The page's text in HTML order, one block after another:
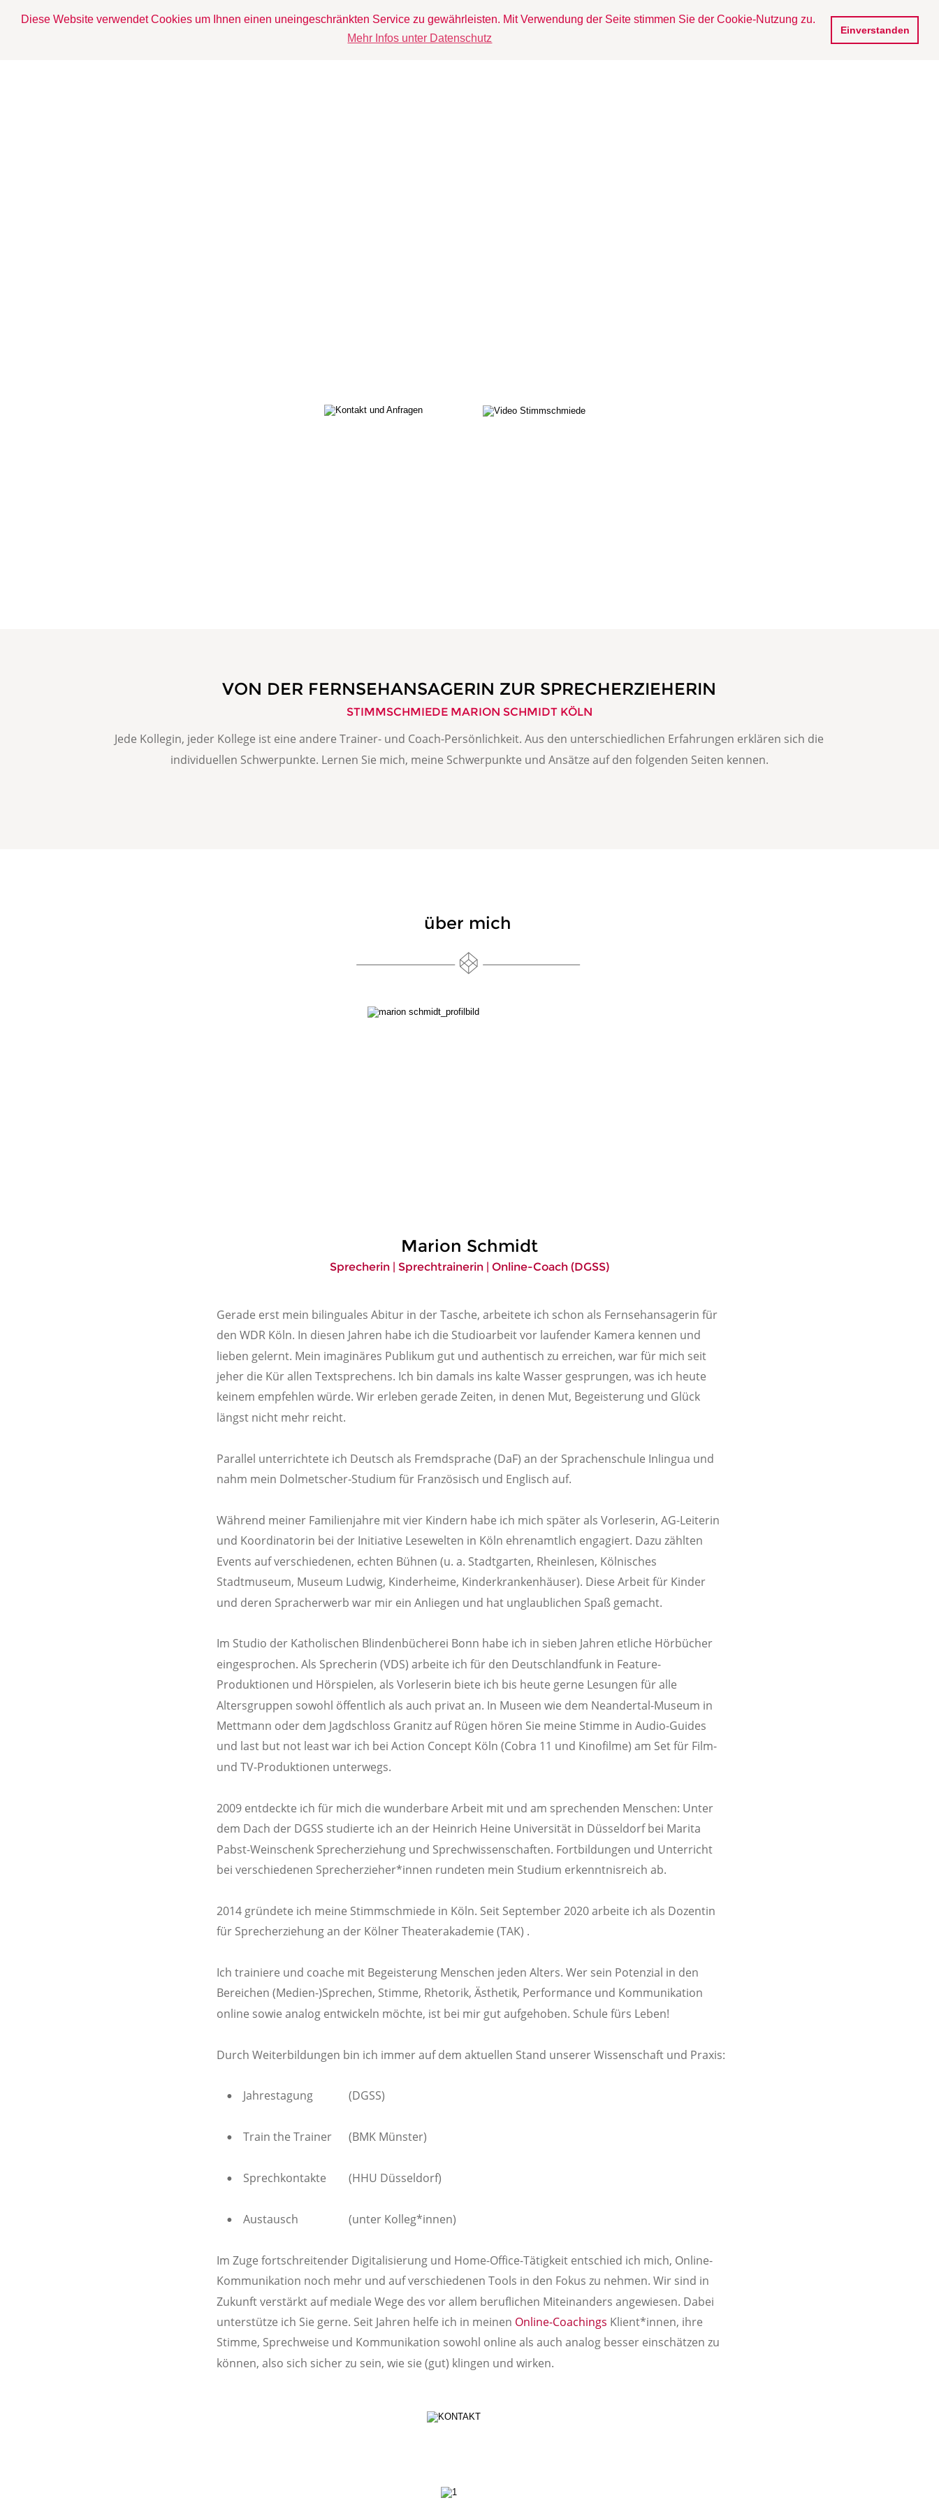
Diese Website verwendet Cookies um Ihnen einen uneingeschränkten Service zu gewährleisten. Mit Verwendung der Seite stimmen Sie der Cookie-Nutzung zu.
Mehr Infos unter Datenschutz
Einverstanden
über mich
VON DER FERNSEHANSAGERIN ZUR SPRECHERZIEHERIN
STIMMSCHMIEDE MARION SCHMIDT KÖLN
Jede Kollegin, jeder Kollege ist eine andere Trainer- und Coach-Persönlichkeit. Aus den unterschiedlichen Erfahrungen erklären sich die
individuellen Schwerpunkte. Lernen Sie mich, meine Schwerpunkte und Ansätze auf den folgenden Seiten kennen.
Marion Schmidt
Sprecherin | Sprechtrainerin | Online-Coach (DGSS)
Gerade erst mein bilinguales Abitur in der Tasche, arbeitete ich schon als Fernsehansagerin für
den WDR Köln. In diesen Jahren habe ich die Studioarbeit vor laufender Kamera kennen und
lieben gelernt. Mein imaginäres Publikum gut und authentisch zu erreichen, war für mich seit
jeher die Kür allen Textsprechens. Ich bin damals ins kalte Wasser gesprungen, was ich heute
keinem empfehlen würde. Wir erleben gerade Zeiten, in denen Mut, Begeisterung und Glück
längst nicht mehr reicht.
Parallel unterrichtete ich Deutsch als Fremdsprache (DaF) an der Sprachenschule Inlingua und
nahm mein Dolmetscher-Studium für Französisch und Englisch auf.
Während meiner Familienjahre mit vier Kindern habe ich mich später als Vorleserin, AG-Leiterin
und Koordinatorin bei der Initiative Lesewelten in Köln ehrenamtlich engagiert. Dazu zählten
Events auf verschiedenen, echten Bühnen (u. a. Stadtgarten, Rheinlesen, Kölnisches
Stadtmuseum, Museum Ludwig, Kinderheime, Kinderkrankenhäuser). Diese Arbeit für Kinder
und deren Spracherwerb war mir ein Anliegen und hat unglaublichen Spaß gemacht.
Im Studio der Katholischen Blindenbücherei Bonn habe ich in sieben Jahren etliche Hörbücher
eingesprochen. Als Sprecherin (VDS) arbeite ich für den Deutschlandfunk in Feature-
Produktionen und Hörspielen, als Vorleserin biete ich bis heute gerne Lesungen für alle
Altersgruppen sowohl öffentlich als auch privat an. In Museen wie dem Neandertal-Museum in
Mettmann oder dem Jagdschloss Granitz auf Rügen hören Sie meine Stimme in Audio-Guides
und last but not least war ich bei Action Concept Köln (Cobra 11 und Kinofilme) am Set für Film-
und TV-Produktionen unterwegs.
2009 entdeckte ich für mich die wunderbare Arbeit mit und am sprechenden Menschen: Unter
dem Dach der DGSS studierte ich an der Heinrich Heine Universität in Düsseldorf bei Marita
Pabst-Weinschenk Sprecherziehung und Sprechwissenschaften. Fortbildungen und Unterricht
bei verschiedenen Sprecherzieher*innen rundeten mein Studium erkenntnisreich ab.
2014 gründete ich meine Stimmschmiede in Köln. Seit September 2020 arbeite ich als Dozentin
für Sprecherziehung an der Kölner Theaterakademie (TAK) .
Ich trainiere und coache mit Begeisterung Menschen jeden Alters. Wer sein Potenzial in den
Bereichen (Medien-)Sprechen, Stimme, Rhetorik, Ästhetik, Performance und Kommunikation
online sowie analog entwickeln möchte, ist bei mir gut aufgehoben. Schule fürs Leben!
Durch Weiterbildungen bin ich immer auf dem aktuellen Stand unserer Wissenschaft und Praxis:
• Jahrestagung (DGSS)
• Train the Trainer (BMK Münster)
• Sprechkontakte (HHU Düsseldorf)
• Austausch (unter Kolleg*innen)
Im Zuge fortschreitender Digitalisierung und Home-Office-Tätigkeit entschied ich mich, Online-
Kommunikation noch mehr und auf verschiedenen Tools in den Fokus zu nehmen. Wir sind in
Zukunft verstärkt auf mediale Wege des vor allem beruflichen Miteinanders angewiesen. Dabei
unterstütze ich Sie gerne. Seit Jahren helfe ich in meinen Online-Coachings Klient*innen, ihre
Stimme, Sprechweise und Kommunikation sowohl online als auch analog besser einschätzen zu
können, also sich sicher zu sein, wie sie (gut) klingen und wirken.
DE / EN